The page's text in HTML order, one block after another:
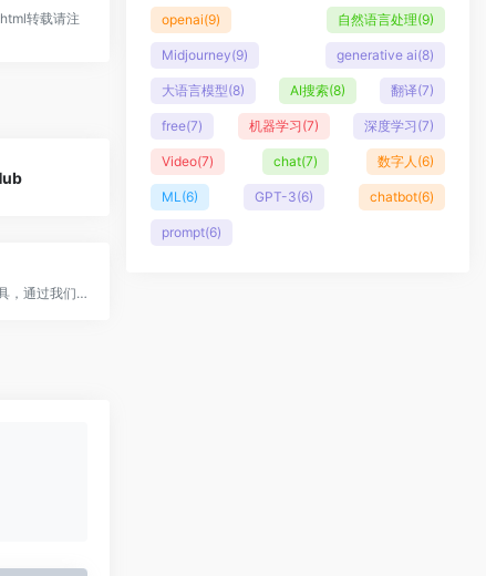
转载请注
发现顶级AI工具，通过我们精心策划的创新应用目录提高您的生产力。
openai(9) 自然语言处理(9)
Midjourney(9) generative ai(8)
大语言模型(8) AI搜索(8) 翻译(7)
free(7) 机器学习(7) 深度学习 (7)
Video(7) chat(7) 数字人 (6)
ML (6) GPT-3(6) chatbot(6)
prompt(6)